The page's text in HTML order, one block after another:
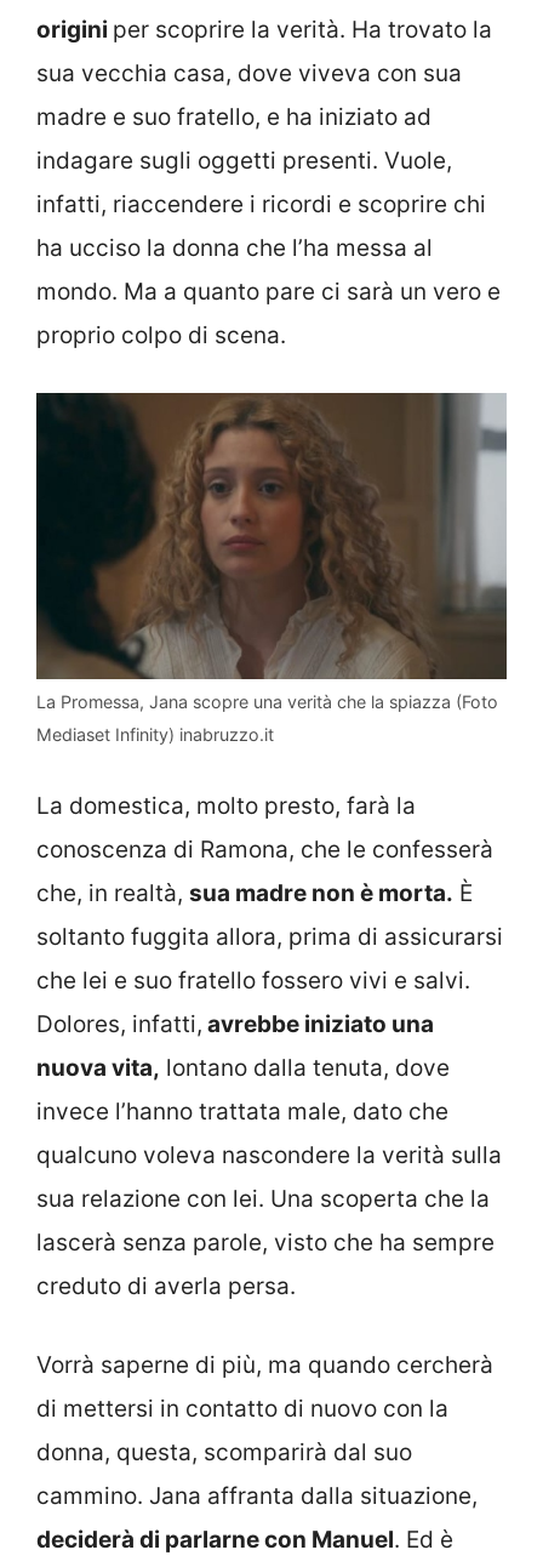
origini per scoprire la verità. Ha trovato la
sua vecchia casa, dove viveva con sua
madre e suo fratello, e ha iniziato ad
indagare sugli oggetti presenti. Vuole,
infatti, riaccendere i ricordi e scoprire chi
ha ucciso la donna che l’ha messa al
mondo. Ma a quanto pare ci sarà un vero e
proprio colpo di scena.
La Promessa, Jana scopre una verità che la spiazza (Foto
Mediaset Infinity) inabruzzo.it
La domestica, molto presto, farà la
conoscenza di Ramona, che le confesserà
che, in realtà, sua madre non è morta. È
soltanto fuggita allora, prima di assicurarsi
che lei e suo fratello fossero vivi e salvi.
Dolores, infatti, avrebbe iniziato una
nuova vita, lontano dalla tenuta, dove
invece l’hanno trattata male, dato che
qualcuno voleva nascondere la verità sulla
sua relazione con lei. Una scoperta che la
lascerà senza parole, visto che ha sempre
creduto di averla persa.
Vorrà saperne di più, ma quando cercherà
di mettersi in contatto di nuovo con la
donna, questa, scomparirà dal suo
cammino. Jana affranta dalla situazione,
deciderà di parlarne con Manuel. Ed è